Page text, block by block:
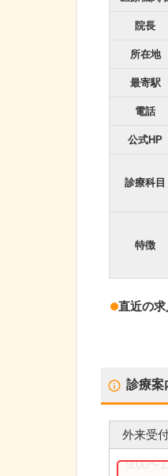
院長
所在地
最寄駅
電話
公式HP
診療科目
特徴
直近の
診療案
外来受
9:00〜